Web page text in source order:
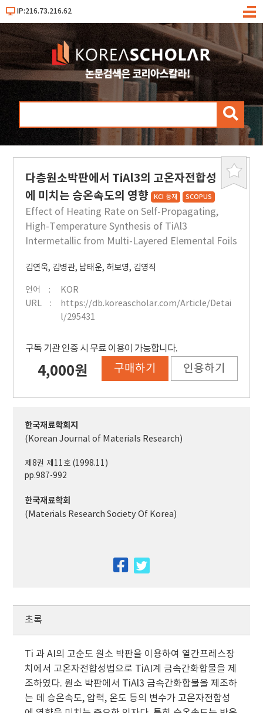
IP:216.73.216.62
메
검
북
다층원소박판에서 TiAl3의 고온자전합성
에 미치는 승온속도의 영향 KCI 등재 SCOPUS
Effect of Heating Rate on Self-Propagating,
High-Temperature Synthesis of TiAl3
Intermetallic from Multi-Layered Elemental Foils
김연욱, 김병관, 남태운, 허보영, 김영직
언어
KOR
URL
https://db.koreascholar.com/Article/Detai
l/295431
구독 기관 인증 시 무료 이용이 가능합니다.
4,000원 구매하기 인용하기
한국재료학회지
(Korean Journal of Materials Research)
제8권 제11호 (1998.11)
pp.987-992
한국재료학회
(Materials Research Society Of Korea)
facebook
초록
Ti 과 AI의 고순도 원소 박판을 이용하여 열간프레스장
치에서 고온자전합성법으로 TiAI계 금속간화합물을 제
조하였다. 원소 박판에서 TiAl3 금속간화합물을 제조하
는 데 승온속도, 압력, 온도 등의 변수가 고온자전합성